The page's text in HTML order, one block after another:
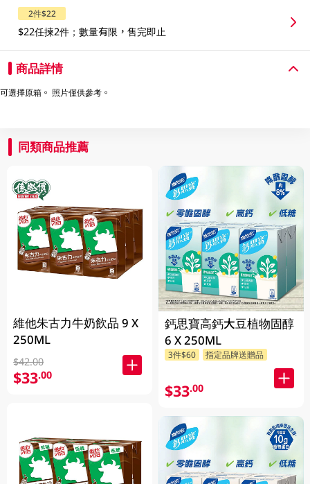
2件$22
$22任揀2件；數量有限，售完即止
商品詳情
可選擇原箱。 照片僅供參考。
同類商品推薦
維他朱古力牛奶飲品 9 X
250ML
$42.00
$33.00
鈣思寶高鈣大豆植物固醇
6 X 250ML
3件$60 指定品牌送贈品
$33.00